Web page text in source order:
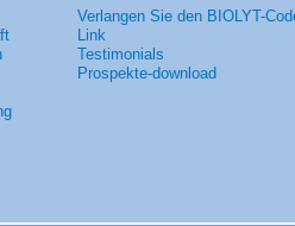
Verlangen Sie den BIOLYT-
Link
Testimonials
Prospekte-download